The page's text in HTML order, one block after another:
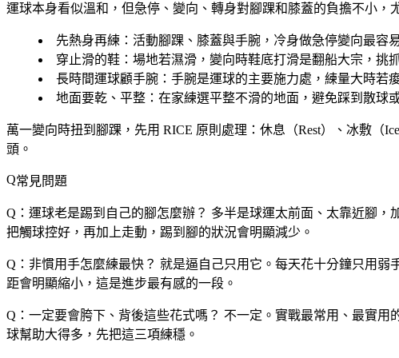
運球本身看似溫和，但急停、變向、轉身對腳踝和膝蓋的負擔不小
先熱身再練 ：活動腳踝、膝蓋與手腕，冷身做急停變向最容
穿止滑的鞋 ：場地若濕滑，變向時鞋底打滑是翻船大宗，挑
長時間運球顧手腕 ：手腕是運球的主要施力處，練量大時若
地面要乾、平整 ：在家練選平整不滑的地面，避免踩到散球
萬一變向時扭到腳踝，先用 RICE 原則處理：休息（Rest）、冰敷（
頭。
常見問題
Q：運球老是踢到自己的腳怎麼辦？ 多半是球運太前面、太靠近腳，
把觸球控好，再加上走動，踢到腳的狀況會明顯減少。
Q：非慣用手怎麼練最快？ 就是逼自己只用它。每天花十分鐘只用弱
距會明顯縮小，這是進步最有感的一段。
Q：一定要會胯下、背後這些花式嗎？ 不一定。實戰最常用、最實用
球幫助大得多，先把這三項練穩。